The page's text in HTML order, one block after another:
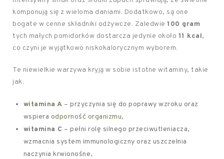
komponują się z wieloma daniami. Dodatkowo, są one
bogate w cenne składniki odżywcze. Zaledwie 100 gram
tych małych pomidorków dostarcza jedynie około 11 kcal,
co czyni je wyjątkowo niskokalorycznym wyborem.
Te niewielkie warzywa kryją w sobie istotne witaminy, takie
jak:
witamina A – przyczynia się do poprawy wzroku oraz
wspiera odporność organizmu,
witamina C – pełni rolę silnego przeciwutleniacza,
wzmacnia system immunologiczny oraz uszczelnia
naczynia krwionośne,